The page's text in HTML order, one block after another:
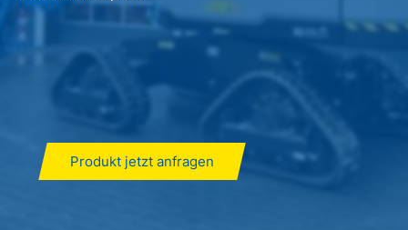
Produkt jetzt anfragen